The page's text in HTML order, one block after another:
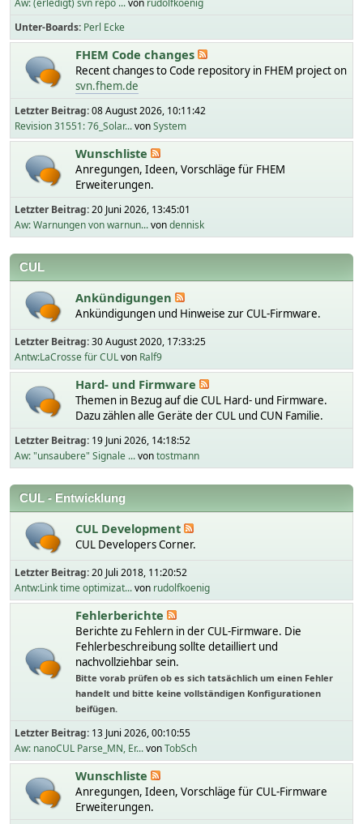
Aw: (erledigt) svn repo ...von rudolfkoenig
Unter-Boards Perl Ecke
FHEM Code changes
Recent changes to Code repository in FHEM project on
svn.fhem.de
Letzter Beitrag:08 August 2026, 10:11:42
Revision 31551: 76_Solar...vonSystem
Wunschliste
Anregungen, Ideen, Vorschläge für FHEM
Erweiterungen.
Letzter Beitrag:20 Juni 2026, 13:45:01
Aw: Warnungen von warnun...vondennisk
CUL
Ankündigungen
Ankündigungen und Hinweise zur CUL-Firmware.
Letzter Beitrag:30 August 2020, 17:33:25
Antw:LaCrosse für CULvon Ralf9
Hard- und Firmware
Themen in Bezug auf die CUL Hard- und Firmware.
Dazu zählen alle Geräte der CUL und CUN Familie.
Letzter Beitrag: 19 Juni 2026, 14:18:52
Aw: "unsaubere" Signale ...vontostmann
CUL - Entwicklung
CUL Development
CUL Developers Corner.
Letzter Beitrag:20 Juli 2018, 11:20:52
Antw:Link time optimizat...von rudolfkoenig
Fehlerberichte
Berichte zu Fehlern in der CUL-Firmware. Die
Fehlerbeschreibung sollte detailliert und
nachvollziehbar sein.
Bitte vorab prüfen ob es sich tatsächlich um einen Fehler
handelt und bitte keine vollständigen Konfigurationen
beifügen.
Letzter Beitrag: 13 Juni 2026, 00:10:55
Aw: nanoCUL Parse_MN, Er...vonTobSch
Wunschliste
Anregungen, Ideen, Vorschläge für CUL-Firmware
Erweiterungen.